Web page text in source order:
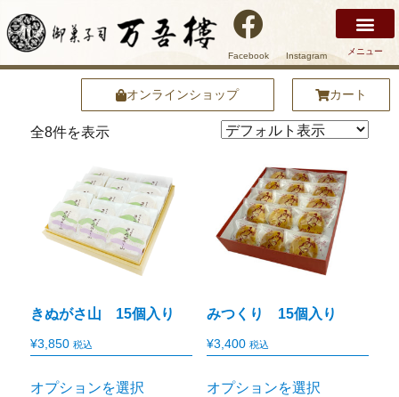
Facebook Instagram メニュー
オンラインショップ カート
全8件を表示
きぬがさ山 15個入り
¥3,850 税込
オプションを選択
みつくり 15個入り
¥3,400 税込
オプションを選択